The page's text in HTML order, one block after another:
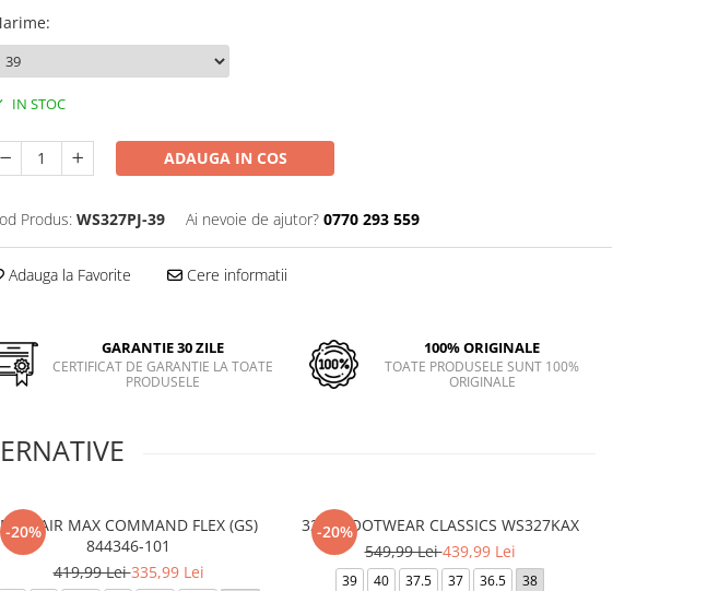
:
IN STOC
ADAUGA IN COS
Produs: WS327PJ-39 Ai nevoie de ajutor? 0770 293 559
Adauga la Favorite Cere informatii
GARANTIE 30 ZILE
CERTIFICAT DE GARANTIE LA TOATE
PRODUSELE
100% ORIGINALE
TOATE PRODUSELE SUNT 100%
ORIGINALE
-20%
NIKE AIR MAX COMMAND FLEX (GS)
844346-101
419,99 Lei335,99 Lei
-20%327 - FOOTWEAR CLASSICS WS327KAX
549,99 Lei439,99 Lei
39 40 37.5 37 36.5 38